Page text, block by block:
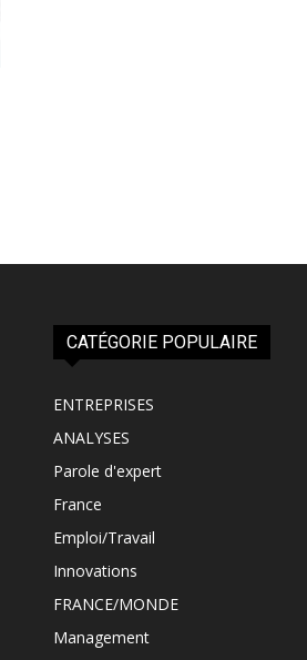
CATÉGORIE POPULAIRE
ENTREPRISES
ANALYSES
Parole d'expert
France
Emploi/Travail
Innovations
FRANCE/MONDE
Management